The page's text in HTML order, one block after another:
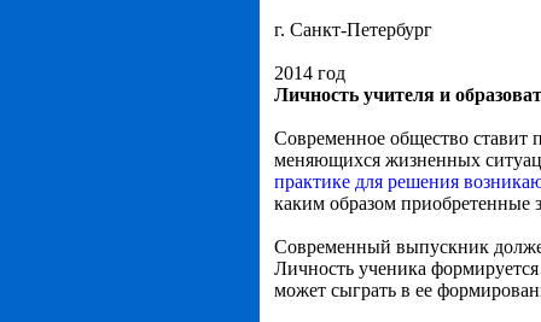
г. Санкт-Петербург
2014 год
Личность учителя и
Современное общество ставит
меняющихся жизненных
практике для решения
каким образом
Современный выпускник
Личность ученика
может сыграть в ее